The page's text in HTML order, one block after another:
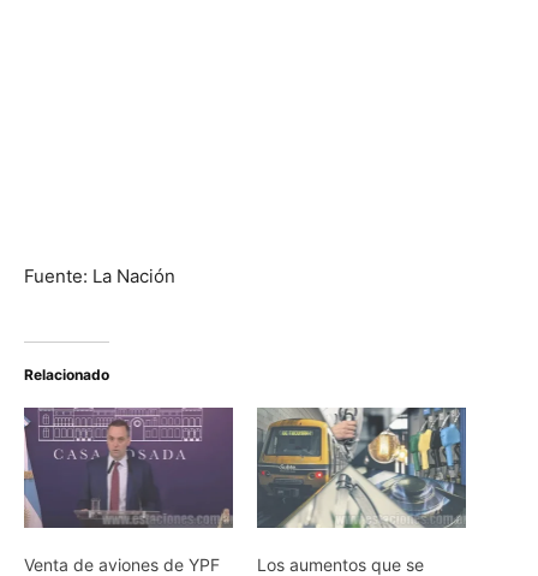
Fuente: La Nación
Relacionado
Venta de aviones de YPF
Los aumentos que se